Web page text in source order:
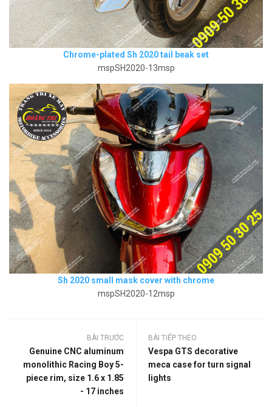
Chrome-plated Sh 2020 tail beak set
mspSH2020-13msp
Sh 2020 small mask cover with chrome
mspSH2020-12msp
BÀI TRƯỚC
Genuine CNC aluminum
monolithic Racing Boy 5-
piece rim, size 1.6 x 1.85
- 17 inches
BÀI TIẾP THEO
Vespa GTS decorative
meca case for turn signal
lights